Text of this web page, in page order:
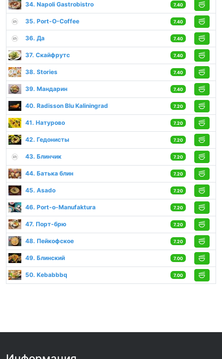
34. Napoli Gastrobistro 7.40
35. Port-O-Coffee 7.40
36. Да 7.40
37. Скайфрутс 7.40
38. Stories 7.40
39. Мандарин 7.40
40. Radisson Blu Kaliningrad 7.20
41. Натурово 7.20
42. Гедонисты 7.20
43. Блинчик 7.20
44. Батька блин 7.20
45. Asado 7.20
46. Port-o-Manufaktura 7.20
47. Порт-брю 7.20
48. Пейкофское 7.20
49. Блинский 7.00
50. Kebabbbq 7.00